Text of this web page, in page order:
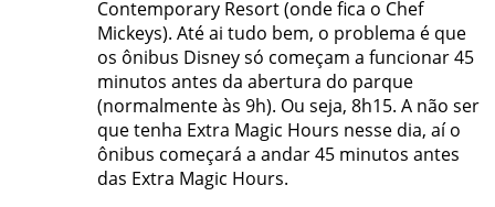
Contemporary Resort (onde fica o Chef
Mickeys). Até ai tudo bem, o problema é que
os ônibus Disney só começam a funcionar 45
minutos antes da abertura do parque
(normalmente às 9h). Ou seja, 8h15. A não ser
que tenha Extra Magic Hours nesse dia, aí o
ônibus começará a andar 45 minutos antes
das Extra Magic Hours.